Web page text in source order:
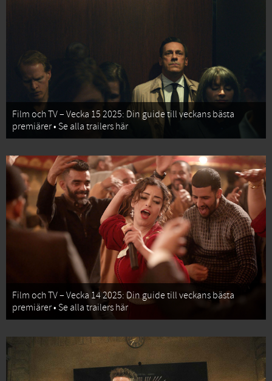
Film och TV – Vecka 15 2025: Din guide till veckans bästa
premiärer • Se alla trailers här
Film och TV – Vecka 14 2025: Din guide till veckans bästa
premiärer • Se alla trailers här